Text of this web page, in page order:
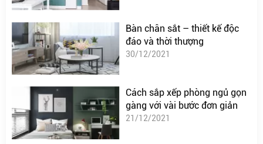
Bàn chân sắt – thiết kế độc
đáo và thời thượng
30/12/2021
Cách sắp xếp phòng ngủ gọn
gàng với vài bước đơn giản
21/12/2021